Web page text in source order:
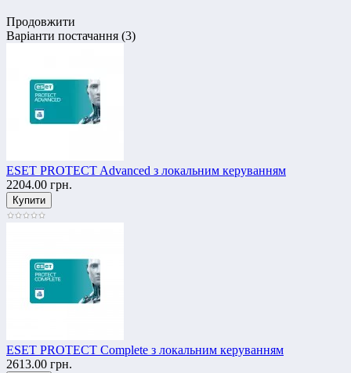
Продовжити
Варіанти постачання (3)
ESET PROTECT Advanced з локальним керуванням
2204.00 грн.
ESET PROTECT Complete з локальним керуванням
2613.00 грн.